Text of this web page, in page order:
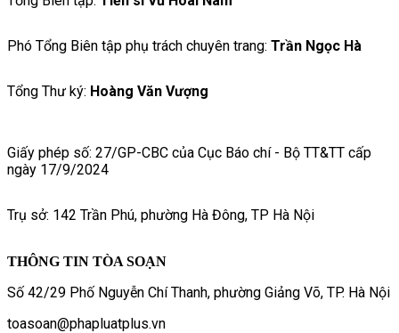
Phó Tổng Biên tập phụ trách chuyên trang: Trần Ngọc Hà
Tổng Thư ký: Hoàng Văn Vượng
Giấy phép số: 27/GP-CBC của Cục Báo chí - Bộ TT&TT cấp
ngày 17/9/2024
Trụ sở: 142 Trần Phú, phường Hà Đông, TP Hà Nội
THÔNG TIN TÒA SOẠN
Số 42/29 Phố Nguyễn Chí Thanh, phường Giảng Võ, TP. Hà Nội
toasoan@phapluatplus.vn